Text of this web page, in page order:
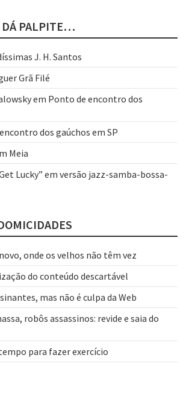
DÁ PALPITE…
J. H. Santos
Grã Filé
em Ponto de encontro dos
dos gaúchos em SP
Meia
Lucky” em versão jazz-samba-bossa-
onde os velhos não têm vez
do conteúdo descartável
mas não é culpa da Web
robôs assassinos: revide e saia do
para fazer exercício